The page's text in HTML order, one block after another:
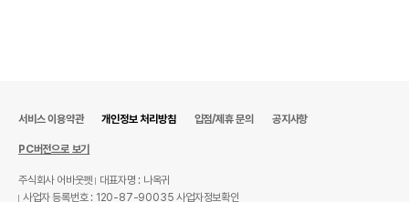
서비스 이용약관 개인정보 처리방침 입점/제휴 문의 공지사항
PC버전으로 보기
주식회사 어바웃펫
대표자명 : 나옥귀
사업자 등록번호 : 120-87-90035사업자정보확인